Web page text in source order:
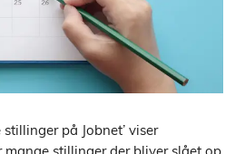
på Jobnet’ viser